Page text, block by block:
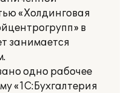
«Холдинговая
в
занимается
одно рабочее
«1С:Бухгалтерия